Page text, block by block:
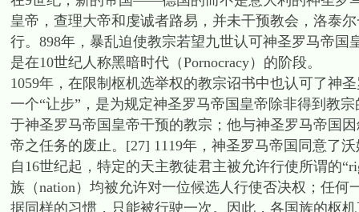
皇帝，查理大帝和虔诚者路易，并未干预教会，洛泰
行。898年，暴乱迫使教宗若望九世认可神圣罗马帝
是在10世纪人称黑暗时代（Pornocracy）的阶段。
1059年，在限制枢机选举权的教宗诏书中也认可了神
一个“让步”，是为规定神圣罗马帝国皇帝除非得到教
于神圣罗马帝国皇帝干预的教宗；他与神圣罗马帝国
帝之任务的废止。[27] 1119年，神圣罗马帝国同意了
自16世纪起，特定的天主教徒君主被允许行使所谓的
族（nation）均被允许对一位候选人行使否决权；任
据同样的习惯，只能被行驶一次。因此，各国族的枢